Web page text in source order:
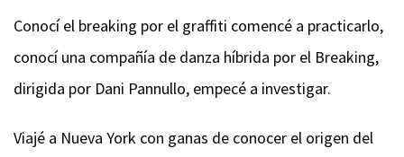
Conocí el breaking por el graffiti comencé a practicarlo,
conocí una compañía de danza híbrida por el Breaking,
dirigida por Dani Pannullo, empecé a investigar.
Viajé a Nueva York con ganas de conocer el origen del